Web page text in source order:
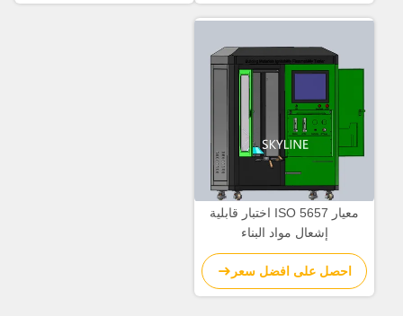
معيار ISO 5657 اختبار قابلية
إشعال مواد البناء
احصل على افضل سعر